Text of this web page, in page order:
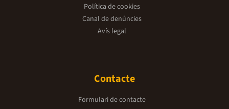
Política de cookies
Canal de denúncies
Avís legal
Contacte
Formulari de contacte